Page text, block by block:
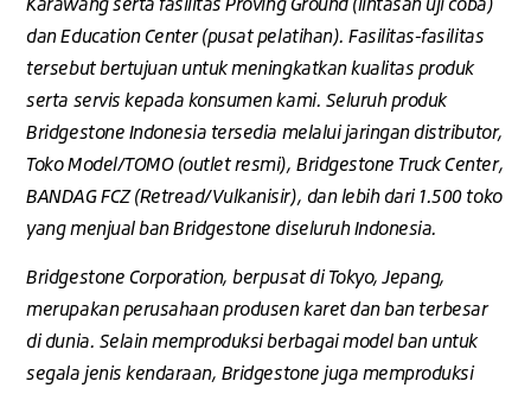
dan Education Center (pusat pelatihan). Fasilitas-fasilitas
tersebut bertujuan untuk meningkatkan kualitas produk
serta servis kepada konsumen kami. Seluruh produk
Bridgestone Indonesia tersedia melalui jaringan distributor,
Toko Model/TOMO (outlet resmi), Bridgestone Truck Center,
BANDAG FCZ (Retread/Vulkanisir), dan lebih dari 1.500 toko
yang menjual ban Bridgestone diseluruh Indonesia.
Bridgestone Corporation, berpusat di Tokyo, Jepang,
merupakan perusahaan produsen karet dan ban terbesar
di dunia. Selain memproduksi berbagai model ban untuk
segala jenis kendaraan, Bridgestone juga memproduksi